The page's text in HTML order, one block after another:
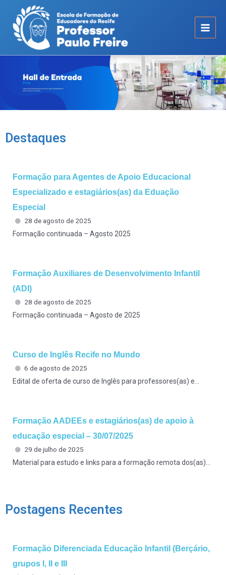
Destaques
Formação para Agentes de Apoio Educacional
Especializado e estagiários(as) da Eduação
Especial
28 de agosto de 2025
Formação continuada – Agosto 2025
Formação Auxiliares de Desenvolvimento Infantil
(ADI)
28 de agosto de 2025
Formação continuada – Agosto de 2025
Curso de Inglês Recife no Mundo
6 de agosto de 2025
Edital de oferta de curso de Inglês para professores(as) e...
Formação AADEEs e estagiários(as) de apoio à
educação especial – 30/07/2025
29 de julho de 2025
Material para estudo e links para a formação remota dos(as)...
Postagens Recentes
Formação Diferenciada Educação Infantil (Berçário,
grupos I, II e III